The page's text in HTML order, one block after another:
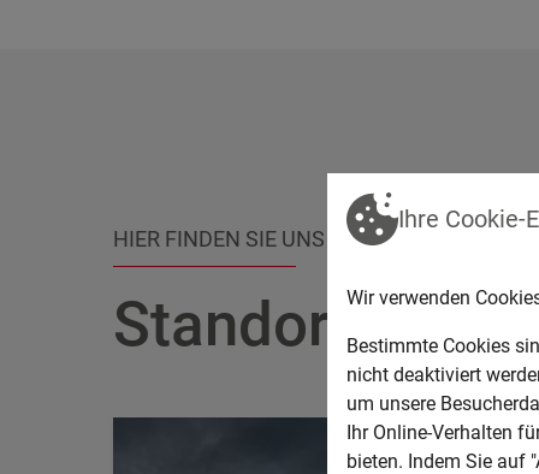
Vorbereitung
Hydr. Verstellausleger 3600 mm
Löffelstiel 2400 mm mit Anbausatz
HIER FINDEN SIE UNS
Standort
Ihre Cookie-
Wir verwenden
Bestimmte Cookies
nicht deaktiviert
um unsere
Ihr Online-Verhalten
bieten. Indem Sie auf